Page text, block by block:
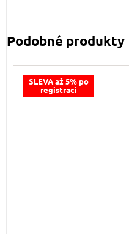
SLEVA až 5% po
registraci